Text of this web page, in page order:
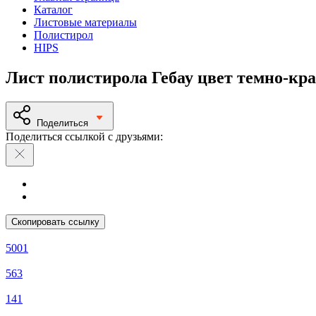
Каталог
Листовые материалы
Полистирол
HIPS
Лист полистирола Гебау цвет темно-
Поделиться
Поделиться ссылкой с друзьями:
Скопировать ссылку
5001
563
141